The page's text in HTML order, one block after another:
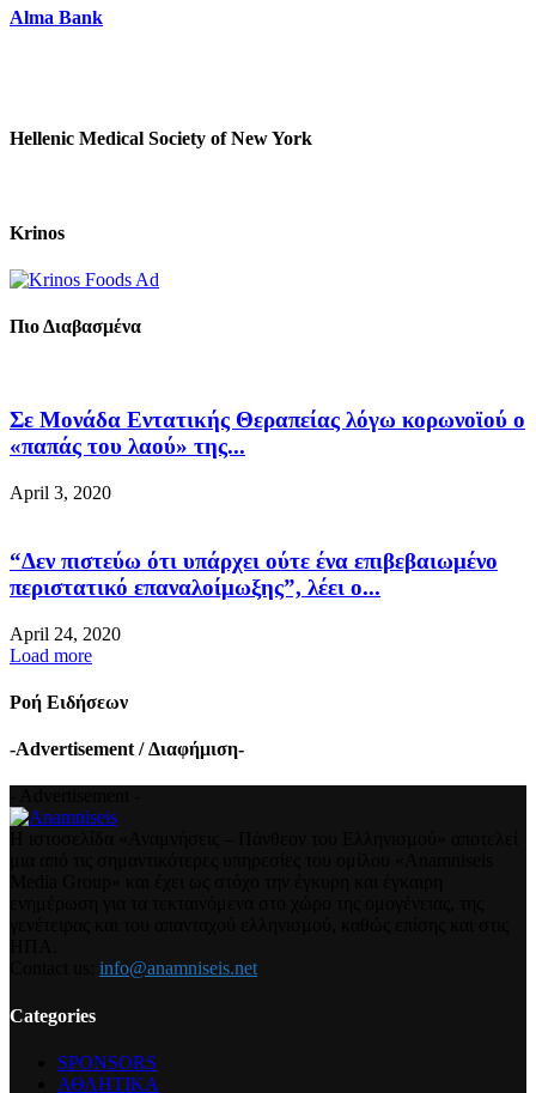
Alma Bank
Hellenic Medical Society of New York
Krinos
Πιο Διαβασμένα
Σε Μονάδα Εντατικής Θεραπείας λόγω κορωνοϊού ο
«παπάς του λαού» της...
April 3, 2020
“Δεν πιστεύω ότι υπάρχει ούτε ένα επιβεβαιωμένο
περιστατικό επαναλοίμωξης”, λέει ο...
April 24, 2020
Load more
Ροή Ειδήσεων
-Advertisement / Διαφήμιση-
info@anamniseis.net
Categories
SPONSORS
ΑΘΛΗΤΙΚΑ